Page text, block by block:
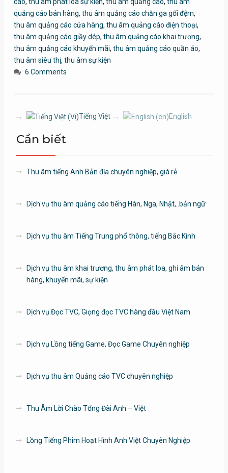
quảng cáo bán hàng, thu âm quảng cáo chăn ga gối đệm,
thu âm quảng cáo cửa hàng, thu âm quảng cáo điện thoại,
thu âm quảng cáo giầy dép, thu âm quảng cáo khai trương,
thu âm quảng cáo khuyến mãi, thu âm quảng cáo quần áo,
thu âm siêu thị, thu âm sự kiện
6 Comments
Tiếng Việt English
Cần biết
Thu âm tiếng Anh Bản địa chuyên nghiệp, giá rẻ
Dịch vụ thu âm quảng cáo tiếng Hàn, Nga, Nhật,..bản ngữ
Dịch vụ thu âm Tiếng Trung phổ thông, tiếng Bắc Kinh
Dịch vụ thu âm khai trương, thu âm phát loa, ghi âm bán
hàng, khuyến mãi, sự kiện
Dịch vụ Đọc TVC, Giọng đọc TVC hàng đầu Việt Nam
Dịch vụ Lồng tiếng Game, Đọc Game Chuyên nghiệp
Dịch vụ thu âm Quảng cáo TVC chuyên nghiệp
Thu Âm Lời Chào Tổng Đài Anh – Việt
Lồng Tiếng Phim Hoạt Hình Anh Việt Chuyên Nghiệp